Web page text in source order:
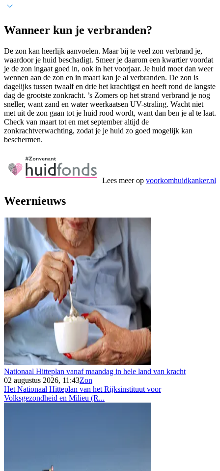
Wanneer kun je verbranden?
De zon kan heerlijk aanvoelen. Maar bij te veel zon verbrand je,
waardoor je huid beschadigt. Smeer je daarom een kwartier voordat
je de zon ingaat goed in, ook in het voorjaar. Je huid moet dan weer
wennen aan de zon en in maart kan je al verbranden. De zon is
dagelijks tussen twaalf en drie het krachtigst en heeft rond de langste
dag de grootste zonkracht. ’s Zomers op het strand verbrand je nog
sneller, want zand en water weerkaatsen UV-straling. Wacht niet
met uit de zon gaan tot je huid rood wordt, want dan ben je al te laat.
Check van maart tot en met september altijd de
zonkrachtverwachting, zodat je je huid zo goed mogelijk kan
beschermen.
Lees meer op voorkomhuidkanker.nl
Weernieuws
Nationaal Hitteplan vanaf maandag in hele land van kracht
02 augustus 2026, 11:43Zon
Het Nationaal Hitteplan van het Rijksinstituut voor
Volksgezondheid en Milieu (R...